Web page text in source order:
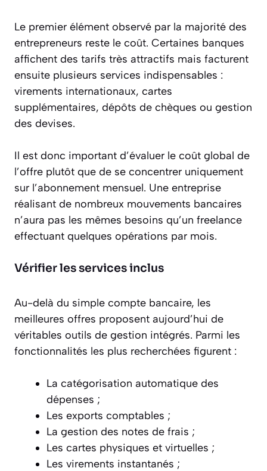
Le premier élément observé par la majorité des
entrepreneurs reste le coût. Certaines banques
affichent des tarifs très attractifs mais facturent
ensuite plusieurs services indispensables :
virements internationaux, cartes
supplémentaires, dépôts de chèques ou gestion
des devises.
Il est donc important d’évaluer le coût global de
l’offre plutôt que de se concentrer uniquement
sur l’abonnement mensuel. Une entreprise
réalisant de nombreux mouvements bancaires
n’aura pas les mêmes besoins qu’un freelance
effectuant quelques opérations par mois.
Vérifier les services inclus
Au-delà du simple compte bancaire, les
meilleures offres proposent aujourd’hui de
véritables outils de gestion intégrés. Parmi les
fonctionnalités les plus recherchées figurent :
La catégorisation automatique des
dépenses ;
Les exports comptables ;
La gestion des notes de frais ;
Les cartes physiques et virtuelles ;
Les virements instantanés ;